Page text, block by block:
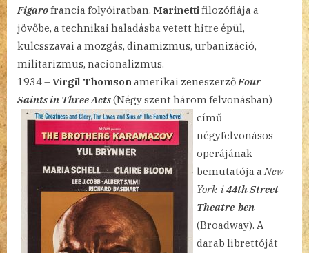
Figarofrancia folyóiratban. Marinettifilozófiája a
jövőbe, a technikai haladásba vetett hitre épül,
kulcsszavai a mozgás, dinamizmus, urbanizáció,
militarizmus, nacionalizmus.
1934 –Virgil Thomsonamerikai zeneszerzőFour
Saints in Three Acts(Négy szent három felvonásban)
című
négyfelvonásos
operájának
bemutatója aNew
York-i44th Street
Theatre-ben
(Broadway). A
darab librettóját